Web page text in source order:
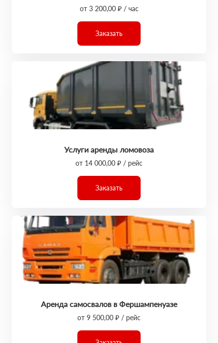
от 3 200,00 ₽ / час
Заказать
Услуги аренды ломовоза
от 14 000,00 ₽ / рейс
Заказать
Аренда самосвалов в Фершампенуазе
от 9 500,00 ₽ / рейс